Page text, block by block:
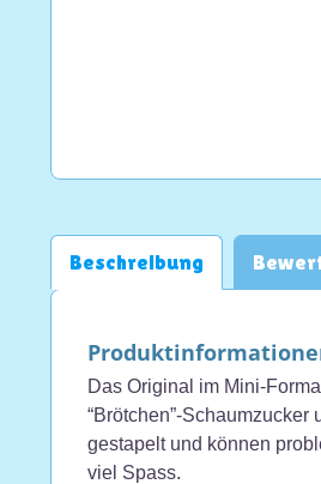
Beschreibung
Das Original im Mini-
“Brötchen”-Schaumzucker
gestapelt und können
viel Spass.